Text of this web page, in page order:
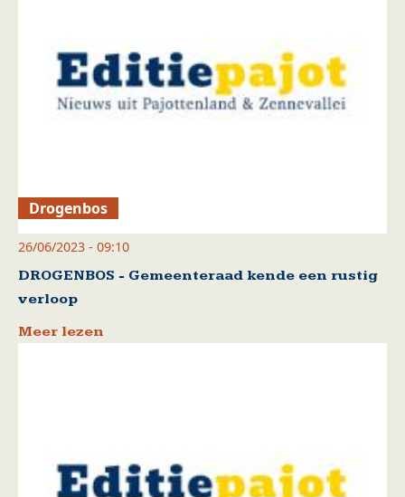
Drogenbos
26/06/2023 - 09:10
DROGENBOS - Gemeenteraad kende een rustig
verloop
Meer lezen